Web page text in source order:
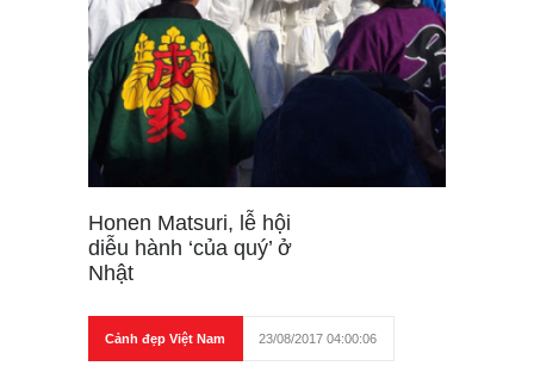
Honen Matsuri, lễ hội
diễu hành ‘của quý’ ở
Nhật
Cảnh đẹp Việt Nam 23/08/2017 04:00:06